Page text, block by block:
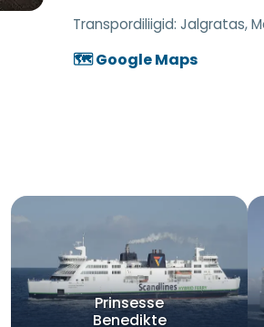
Transpordiliigid: Jalgratas,
🗺️ Google Maps
Prinsesse
Benedikte